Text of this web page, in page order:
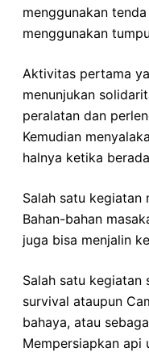
menggunakan
menggunakan
Aktivitas pertama
menunjukan
peralatan dan
Kemudian
halnya ketika
Salah satu kegiatan
Bahan-bahan
juga bisa menjalin
Salah satu kegiatan
survival ataupun
bahaya, atau
Mempersiapkan api